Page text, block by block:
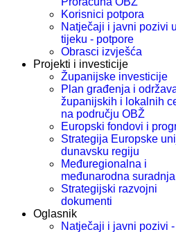
Korisnici potpora
Natječaji i javni pozivi u
tijeku - potpore
Obrasci izvješća
Projekti i investicije
Županijske investicije
Plan građenja i
županijskih i lokalnih
na području OBŽ
Europski fondovi i
Strategija Europske
dunavsku regiju
Međuregionalna i
međunarodna suradnja
Strategijski razvojni
dokumenti
Oglasnik
Natječaji i javni pozivi -